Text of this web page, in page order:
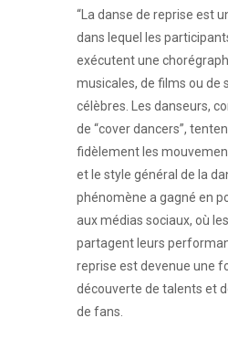
“La danse de reprise est
dans lequel les
exécutent une
musicales, de films ou de
célèbres. Les danseurs,
de “cover dancers”,
fidèlement les
et le style général de la
phénomène a gagné en
aux médias sociaux, où
partagent leurs
reprise est devenue une
découverte de talents et
de fans.